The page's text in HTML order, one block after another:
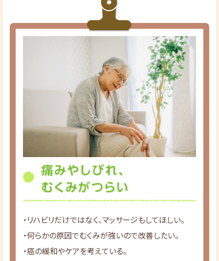
・リハビリだけではなく、マッサージもしてほしい。
・何らかの原因でむくみが強いので改善したい。
・癌の緩和やケアを考えている。